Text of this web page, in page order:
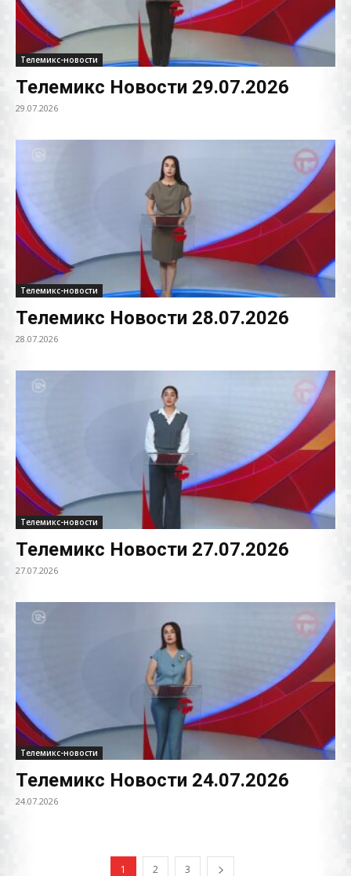
Телемикс-новости
Телемикс Новости 29.07.2026
29.07.2026
Телемикс-новости
Телемикс Новости 28.07.2026
28.07.2026
Телемикс-новости
Телемикс Новости 27.07.2026
27.07.2026
Телемикс-новости
Телемикс Новости 24.07.2026
24.07.2026
1 2 3